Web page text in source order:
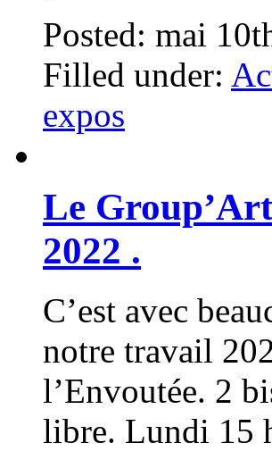
Posted: mai
Filled under:
expos
Le
2022 .
C’est avec
notre travail
l’Envoutée. 2
libre. Lundi 15